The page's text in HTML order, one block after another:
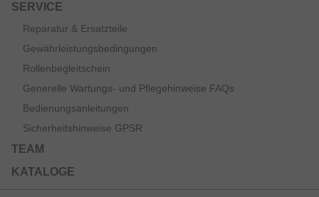
SERVICE
Reparatur & Ersatzteile
Gewährleistungsbedingungen
Rollenbegleitschein
Generelle Wartungs- und Pflegehinweise FAQs
Bedienungsanleitungen
Sicherheitshinweise GPSR
TEAM
KATALOGE